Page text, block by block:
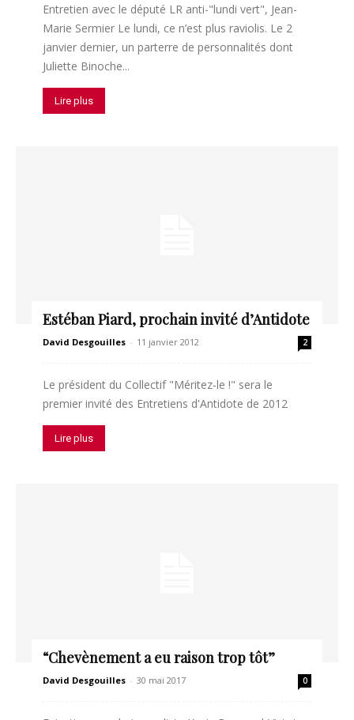
Entretien avec le député LR anti-"lundi vert", Jean-
Marie Sermier Le lundi, ce n’est plus raviolis. Le 2
janvier dernier, un parterre de personnalités dont
Juliette Binoche...
Lire plus
Estéban Piard, prochain invité d’Antidote
David Desgouilles - 11 janvier 2012 2
Le président du Collectif "Méritez-le !" sera le
premier invité des Entretiens d'Antidote de 2012
Lire plus
“Chevènement a eu raison trop tôt”
David Desgouilles - 30 mai 2017 0